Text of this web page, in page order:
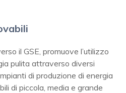
il GSE, promuove l’utilizzo
pulita attraverso diversi
di produzione di energia
di piccola, media e grande